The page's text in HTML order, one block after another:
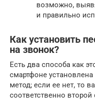
возможно,
и правильно
Как установить
на звонок?
Есть два способа как
смартфоне
метод; если ее нет, то
соответственно